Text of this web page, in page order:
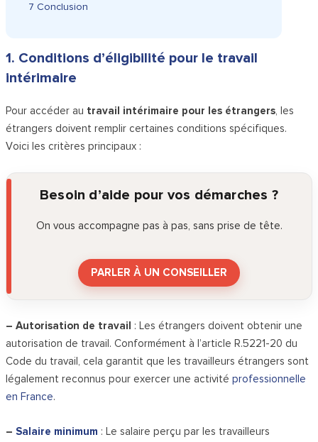
7 Conclusion
1. Conditions d’éligibilité pour le travail
intérimaire
Pour accéder au travail intérimaire pour les étrangers, les
étrangers doivent remplir certaines conditions spécifiques.
Voici les critères principaux :
Besoin d’aide pour vos démarches ?
On vous accompagne pas à pas, sans prise de tête.
PARLER À UN CONSEILLER
– Autorisation de travail : Les étrangers doivent obtenir une
autorisation de travail. Conformément à l’article R.5221-20 du
Code du travail, cela garantit que les travailleurs étrangers sont
légalement reconnus pour exercer une activitéprofessionnelle
en France.
–Salaire minimum : Le salaire perçu par les travailleurs